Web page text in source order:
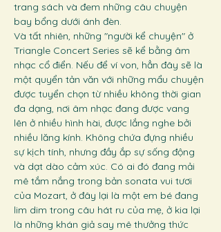
trang sách và đem những câu chuyện
bay bổng dưới ánh đèn.
Và tất nhiên, những "người kể chuyện" ở
Triangle Concert Series sẽ kể bằng âm
nhạc cổ điển. Nếu để ví von, hẳn đây sẽ là
một quyển tản văn với những mẩu chuyện
được tuyển chọn từ nhiều không thời gian
đa dạng, nơi âm nhạc đang được vang
lên ở nhiều hình hài, được lắng nghe bởi
nhiều lăng kính. Không chứa đựng nhiều
sự kịch tính, nhưng đầy ắp sự sống động
và dạt dào cảm xúc. Có ai đó đang mải
mê tắm nắng trong bản sonata vui tươi
của Mozart, ở đây lại là một em bé đang
lim dim trong câu hát ru của mẹ, ở kia lại
là những khán giả say mê thưởng thức